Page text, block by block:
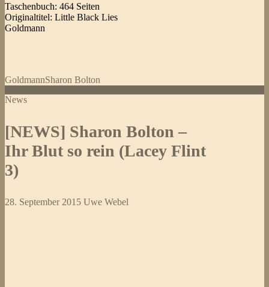
Taschenbuch: 464 Seiten
Originaltitel: Little Black Lies
Goldmann
GoldmannSharon Bolton
News
[NEWS] Sharon Bolton –
Ihr Blut so rein (Lacey Flint
3)
28. September 2015 Uwe Webel